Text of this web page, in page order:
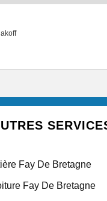
Fay De Bretagne
Fay De Bretagne